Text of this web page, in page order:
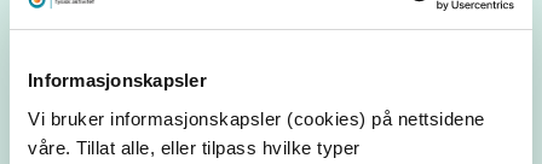
Informasjonskapsler
Vi bruker informasjonskapsler (cookies) på nettsidene
våre. Tillat alle, eller tilpass hvilke typer
Balanse på benk